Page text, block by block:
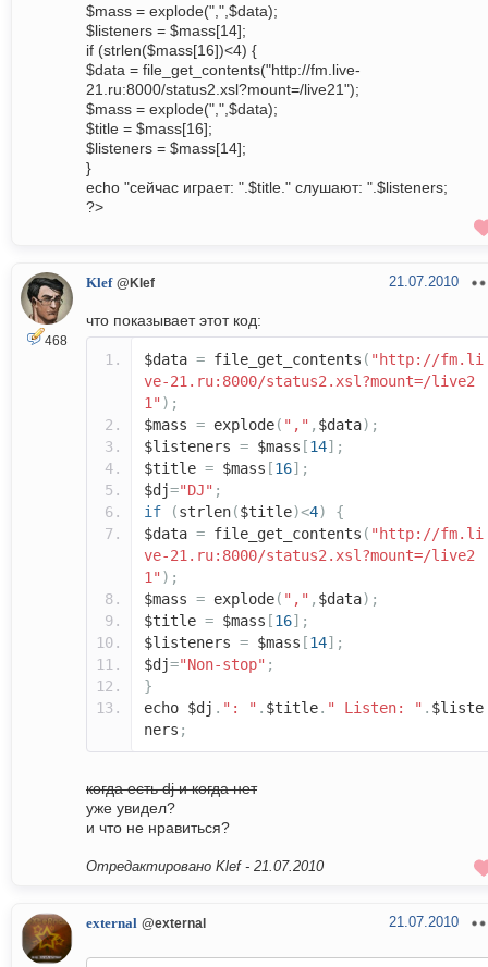
$mass = explode(",",$data);
$listeners = $mass[14];
if (strlen($mass[16])<4) {
$data = file_get_contents("http://fm.live-
21.ru:8000/status2.xsl?mount=/live21");
$mass = explode(",",$data);
$title = $mass[16];
$listeners = $mass[14];
}
echo "сейчас играет: ".$title." слушают: ".$listeners;
?>
468
Klef @Klef 21.07.2010
что показывает этот код:
$data = file_get_contents ( "http://fm.li
ve-21.ru:8000/status2.xsl?mount=/live2
1" );
$mass = explode( "," , $data);
$listeners = $mass [14];
$title = $mass [16];
$dj="DJ" ;
if
(strlen($title)<4)
{
$data = file_get_contents ( "http://fm.li
ve-21.ru:8000/status2.xsl?mount=/live2
1" );
$mass = explode( "," , $data);
$title = $mass [16];
$listeners = $mass [14];
$dj="Non-stop" ;
}
echo $dj . ": " . $title. " Listen: " . $liste
ners ;
когда есть dj и когда нет
уже увидел?
и что не нравиться?
Отредактировано Klef - 21.07.2010
external @external 21.07.2010